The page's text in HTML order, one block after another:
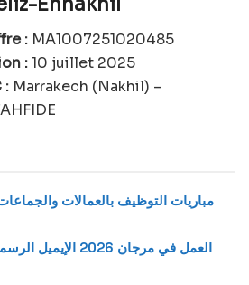
: MA1007251020485
:10 juillet 2025
: Marrakech (Nakhil) –
مباريات التوظيف بالعمالات
العمل في مرجان